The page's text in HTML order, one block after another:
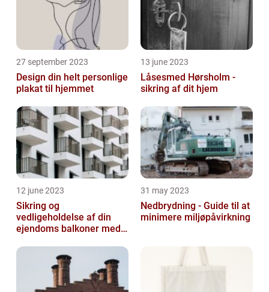
27 september 2023
Design din helt personlige
plakat til hjemmet
13 june 2023
Låsesmed Hørsholm -
sikring af dit hjem
12 june 2023
Sikring og
vedligeholdelse af din
ejendoms balkoner med
31 may 2023
Nedbrydning - Guide til at
minimere miljøpåvirkning